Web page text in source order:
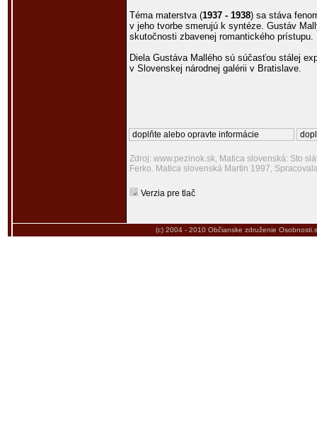
Téma materstva (1937 - 1938) sa stáva
v jeho tvorbe smerujú k syntéze. Gustáv
skutočnosti zbavenej romantického prístupu.
Diela Gustáva Mallého sú súčasťou stálej
v Slovenskej národnej galérii v Bratislave.
doplňte alebo opravte informácie
Zdroj: www.pezinok.sk, Matica slovenská: Sto
Ferko. Matica slovenská Martin 1997,
Verzia pre tlač
(c) 2004 - 2010 Občianske združenie